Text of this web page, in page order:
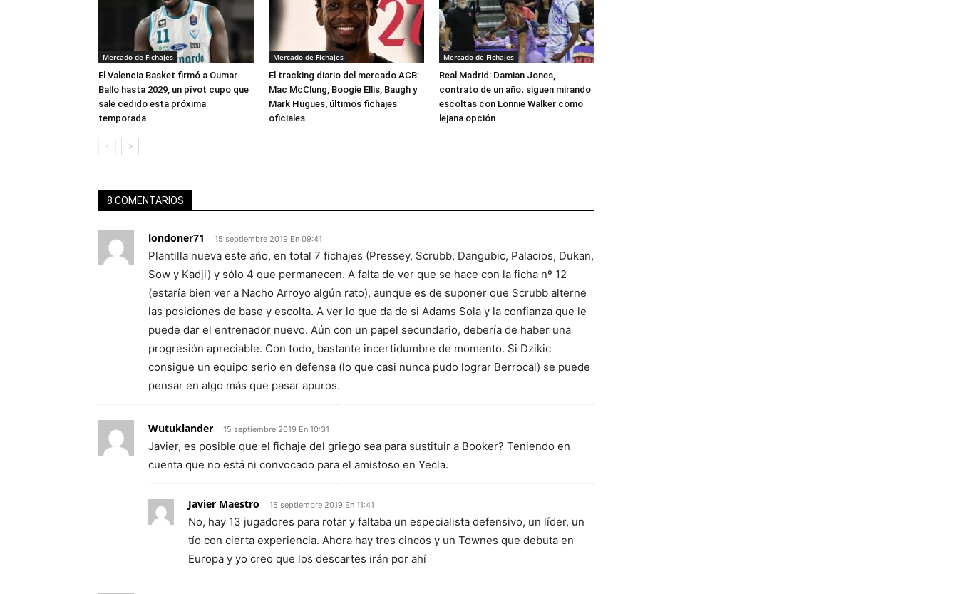
Mercado de Fichajes
El Valencia Basket firmó a Oumar
Ballo hasta 2029, un pívot cupo que
sale cedido esta próxima
temporada
Mercado de Fichajes
El tracking diario del mercado ACB:
Mac McClung, Boogie Ellis, Baugh y
Mark Hugues, últimos fichajes
oficiales
Mercado de Fichajes
Real Madrid: Damian Jones,
contrato de un año; siguen mirando
escoltas con Lonnie Walker como
lejana opción
8 COMENTARIOS
londoner71 15 septiembre 2019 En 09:41
Plantilla nueva este año, en total 7 fichajes (Pressey, Scrubb, Dangubic, Palacios, Dukan,
Sow y Kadji) y sólo 4 que permanecen. A falta de ver que se hace con la ficha nº 12
(estaría bien ver a Nacho Arroyo algún rato), aunque es de suponer que Scrubb alterne
las posiciones de base y escolta. A ver lo que da de si Adams Sola y la confianza que le
puede dar el entrenador nuevo. Aún con un papel secundario, debería de haber una
progresión apreciable. Con todo, bastante incertidumbre de momento. Si Dzikic
consigue un equipo serio en defensa (lo que casi nunca pudo lograr Berrocal) se puede
pensar en algo más que pasar apuros.
Wutuklander 15 septiembre 2019 En 10:31
Javier, es posible que el fichaje del griego sea para sustituir a Booker? Teniendo en
cuenta que no está ni convocado para el amistoso en Yecla.
Javier Maestro 15 septiembre 2019 En 11:41
No, hay 13 jugadores para rotar y faltaba un especialista defensivo, un líder, un
tío con cierta experiencia. Ahora hay tres cincos y un Townes que debuta en
Europa y yo creo que los descartes irán por ahí